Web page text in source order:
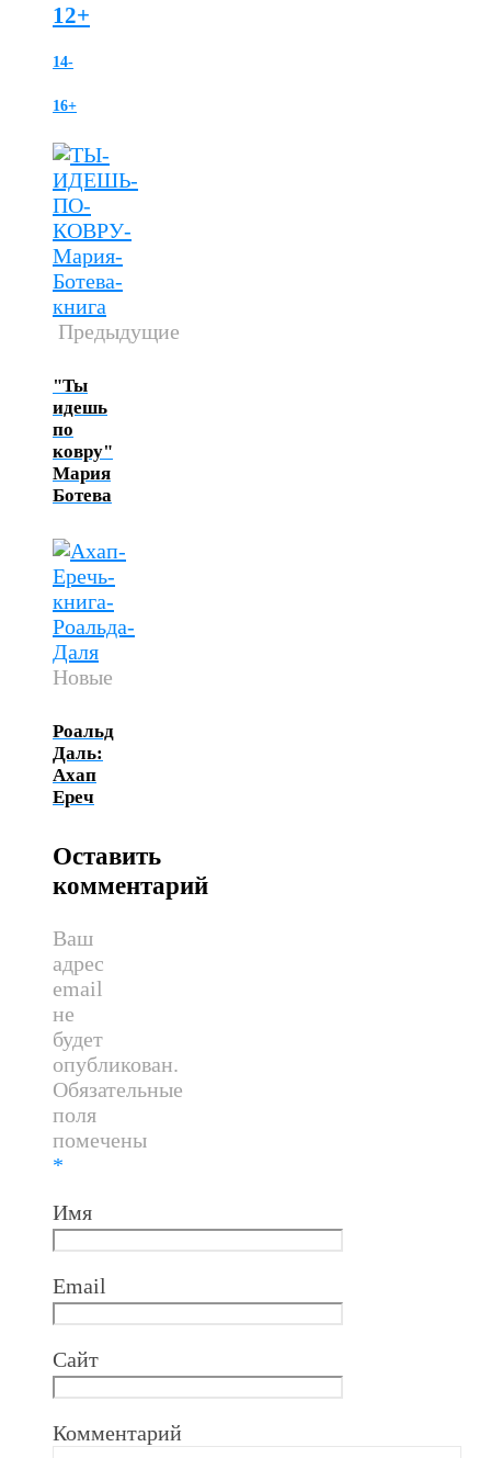
12+
14-
16+
Предыдущие
"Ты
идешь
по
ковру"
Мария
Ботева
Новые
Роальд
Даль:
Ахап
Ереч
Оставить
комментарий
Ваш
адрес
email
не
будет
опубликован.
Обязательные
поля
помечены
*
Имя
Email
Сайт
Комментарий